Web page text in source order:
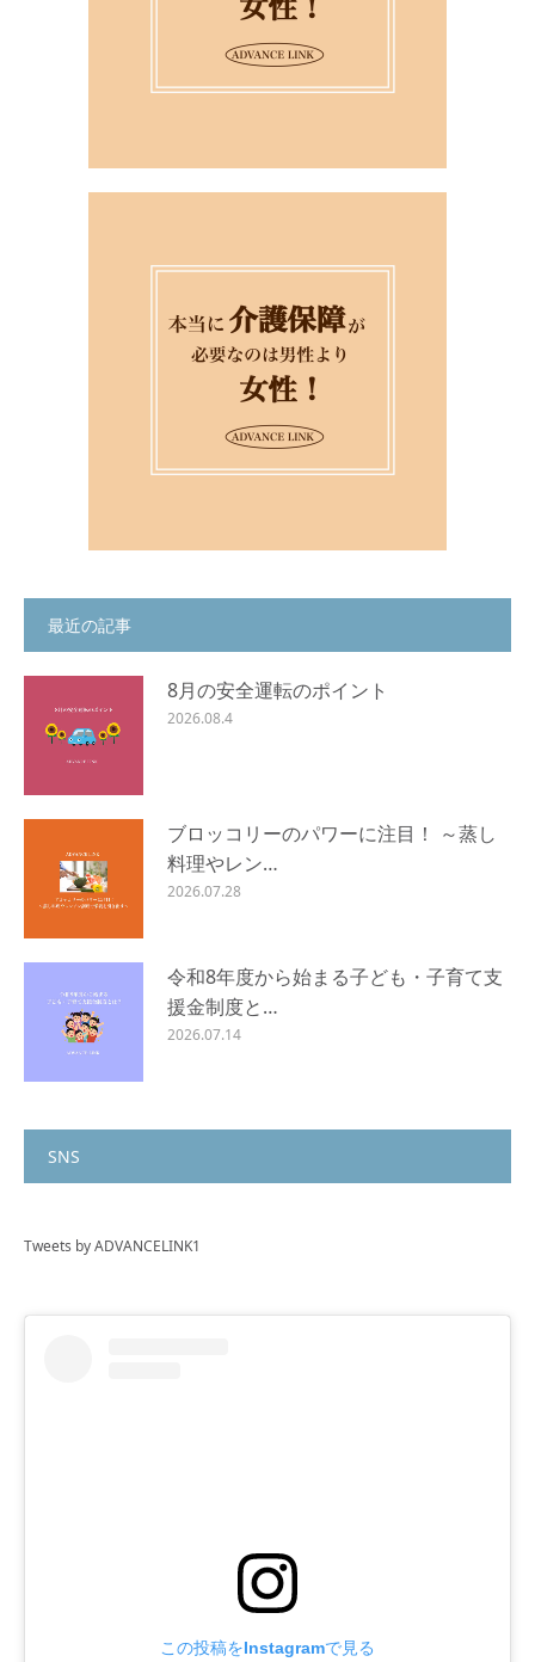
最近の記事
8月の安全運転のポイント
2026.08.4
ブロッコリーのパワーに注目！ ～蒸し
料理やレン…
2026.07.28
令和8年度から始まる子ども・子育て支
援金制度と…
2026.07.14
SNS
Tweets by ADVANCELINK1
この投稿をInstagramで見る